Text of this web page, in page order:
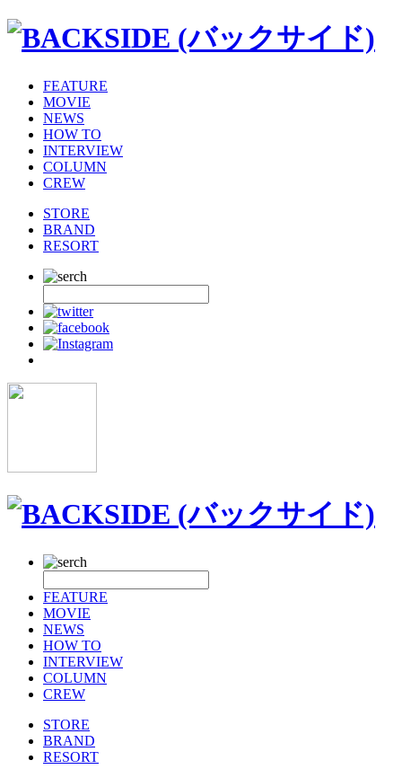
FEATURE
MOVIE
NEWS
HOW TO
INTERVIEW
COLUMN
CREW
STORE
BRAND
RESORT
FEATURE
MOVIE
NEWS
HOW TO
INTERVIEW
COLUMN
CREW
STORE
BRAND
RESORT